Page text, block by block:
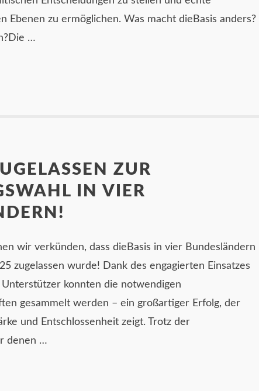
Ebenen zu ermöglichen. Was macht dieBasis anders?
…
ZUR
IN VIER
wir verkünden, dass dieBasis in vier Bundesländern
zugelassen wurde! Dank des engagierten Einsatzes
konnten die notwendigen
gesammelt werden – ein großartiger Erfolg, der
und Entschlossenheit zeigt. Trotz der
denen …